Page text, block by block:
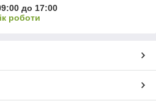
до 17:00
роботи